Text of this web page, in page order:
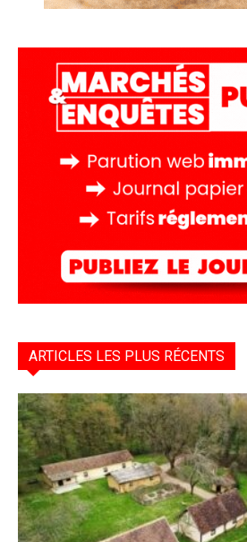
ARTICLES LES PLUS RÉCENTS